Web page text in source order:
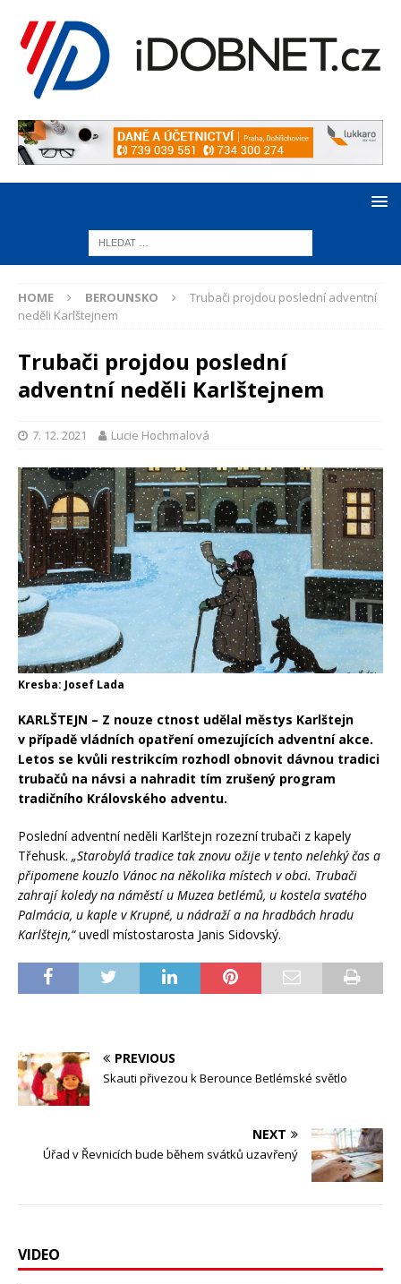
HOME BEROUNSKO
Trubači projdou poslední adventní
neděli Karlštejnem
Trubači projdou poslední
adventní neděli Karlštejnem
7. 12. 2021 Lucie Hochmalová
Kresba: Josef Lada
KARLŠTEJN – Z nouze ctnost udělal městys Karlštejn
v případě vládních opatření omezujících adventní akce.
Letos se kvůli restrikcím rozhodl obnovit dávnou tradici
trubačů na návsi a nahradit tím zrušený program
tradičního Královského adventu.
Poslední adventní neděli Karlštejn rozezní trubači z kapely
Třehusk. „Starobylá tradice tak znovu ožije v tento nelehký čas a
připomene kouzlo Vánoc na několika místech v obci. Trubači
zahrají koledy na náměstí u Muzea betlémů, u kostela svatého
Palmácia, u kaple v Krupné, u nádraží a na hradbách hradu
Karlštejn,“uvedl místostarosta Janis Sidovský.
PREVIOUS
Skauti přivezou k Berounce Betlémské světlo
NEXT
Úřad v Řevnicích bude během svátků uzavřený
VIDEO